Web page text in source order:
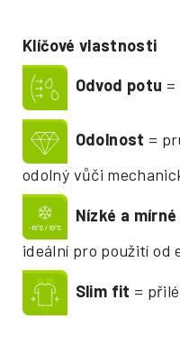
Klíčové vlastnosti
Odvod potu =
Odolnost =
odolný vůči
Nízké a
ideální pro použití od
Slim fit =